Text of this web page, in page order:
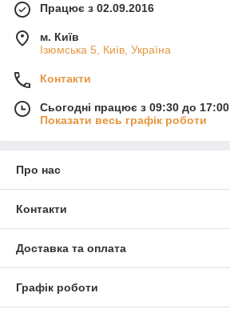
Працює з 02.09.2016
м. Київ
Ізюмська 5, Київ, Україна
Контакти
Сьогодні працює з 09:30 до 17:00
Показати весь графік роботи
Про нас
Контакти
Доставка та оплата
Графік роботи